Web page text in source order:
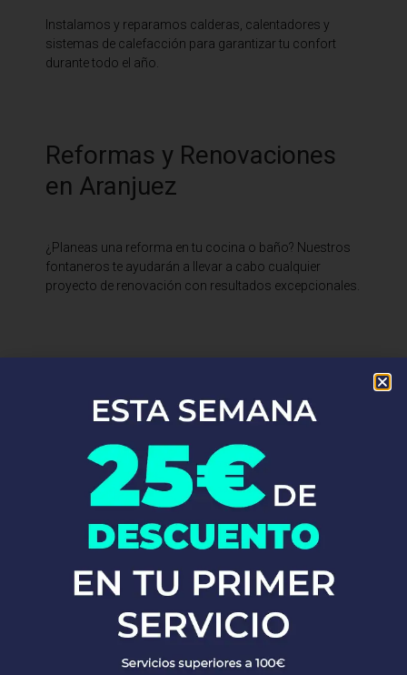
Instalamos y reparamos calderas, calentadores y
sistemas de calefacción para garantizar tu confort
durante todo el año.
Reformas y Renovaciones
en Aranjuez
¿Planeas una reforma en tu cocina o baño? Nuestros
fontaneros te ayudarán a llevar a cabo cualquier
proyecto de renovación con resultados excepcionales.
, brindamos una completa gama de
servicios de fontaneríapara satisfacer todas tus necesidades.
disponibles para asistirte las 24 horas del día, los 7 días de la
semana. A continuación, te mostramos algunos de nuestros
servicios más populares:
PEDIR PRESUPUESTO